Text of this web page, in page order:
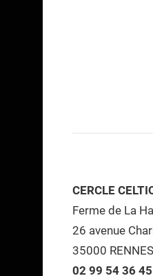
CERCLE
Ferme de La
26 avenue
35000 RENNES
02 99 54 36 45